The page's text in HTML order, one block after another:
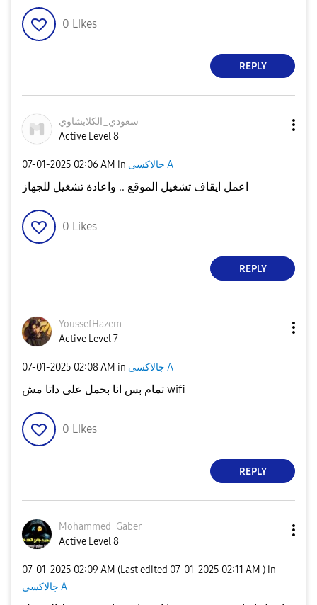
0 Likes
REPLY
سعودي_الكلابشاوي
Active Level 8
‎07-01-2025 02:06 AM in جالاكسى A
اعمل ايقاف تشغيل الموقع .. واعادة تشغيل للجهاز
0 Likes
REPLY
YoussefHazem
Active Level 7
‎07-01-2025 02:08 AM in جالاكسى A
تمام بس انا بحمل على داتا مش wifi
0 Likes
REPLY
Mohammed_Gaber
Active Level 8
‎07-01-2025 02:09 AM (Last edited ‎07-01-2025 02:11 AM ) in
جالاكسى A